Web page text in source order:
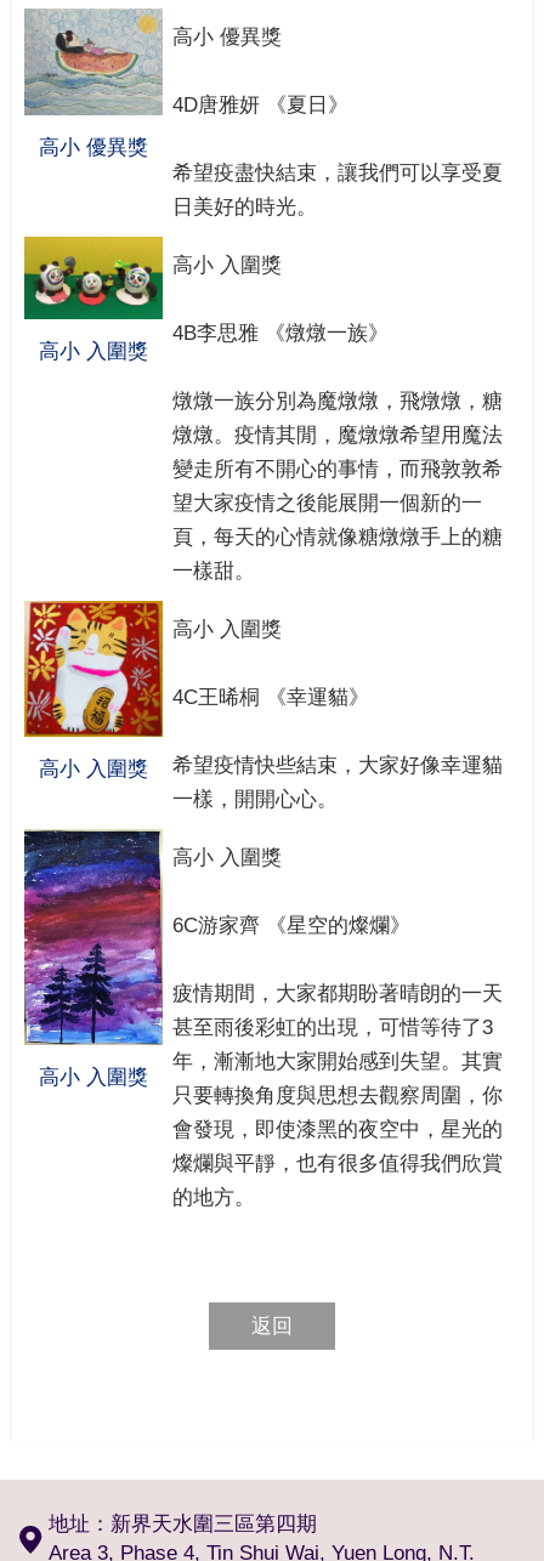
高小 優異獎
高小 優異獎
4D唐雅妍 《夏日》
希望疫盡快結束，讓我們可以享受夏
日美好的時光。
高小 入圍獎
高小 入圍獎
4B李思雅 《燉燉一族》
燉燉一族分別為魔燉燉，飛燉燉，糖
燉燉。疫情其閒，魔燉燉希望用魔法
變走所有不開心的事情，而飛敦敦希
望大家疫情之後能展開一個新的一
頁，每天的心情就像糖燉燉手上的糖
一樣甜。
高小 入圍獎
高小 入圍獎
4C王晞桐 《幸運貓》
希望疫情快些結束，大家好像幸運貓
一樣，開開心心。
高小 入圍獎
高小 入圍獎
6C游家齊 《星空的燦爛》
疲情期間，大家都期盼著晴朗的一天
甚至雨後彩虹的出現，可惜等待了3
年，漸漸地大家開始感到失望。其實
只要轉換角度與思想去觀察周圍，你
會發現，即使漆黑的夜空中，星光的
燦爛與平靜，也有很多值得我們欣賞
的地方。
返回
地址：新界天水圍三區第四期
Area 3, Phase 4, Tin Shui Wai, Yuen Long, N.T.